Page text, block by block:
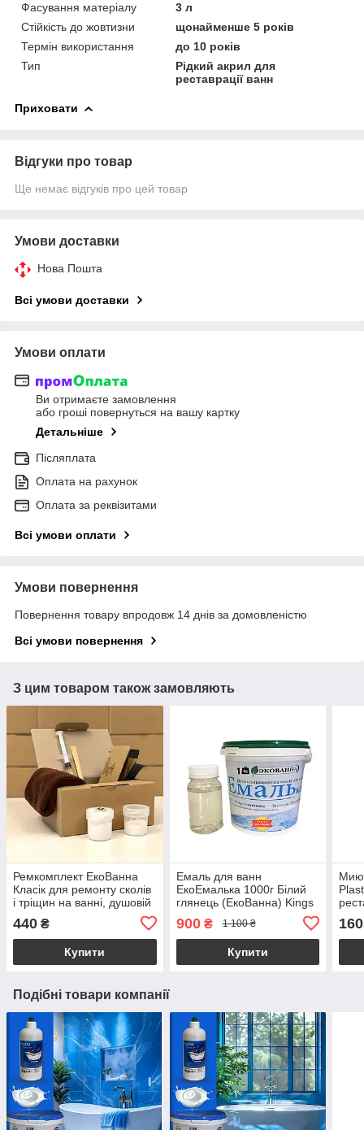
Фасування матеріалу
3 л
Стійкість до жовтизни
щонайменше 5 років
Термін використання
до 10 років
Тип
Рідкий акрил для
реставрації ванн
Приховати
Відгуки про товар
Ще немає відгуків про цей товар
Умови доставки
Нова Пошта
Всі умови доставки
Умови оплати
Ви отримаєте замовлення
або гроші повернуться на вашу картку
Детальніше
Післяплата
Оплата на рахунок
Оплата за реквізитами
Всі умови оплати
Умови повернення
Повернення товару впродовж 14 днів за домовленістю
Всі умови повернення
З цим товаром також замовляють
Ремкомплект ЕкоВанна
Класік для ремонту сколів
і тріщин на ванні, душовій
440 ₴
Купити
Емаль для ванн
ЕкоЕмалька 1000г Білий
глянець (ЕкоВанна) Kings
900₴ 1 100 ₴
Купити
160
Подібні товари компанії